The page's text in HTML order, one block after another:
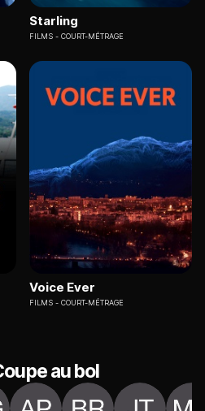
Starling
FILMS COURT-MÉTRAGE
Voice Ever
FILMS COURT-MÉTRAGE
au bol